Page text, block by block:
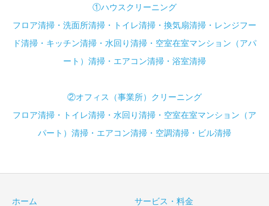
①ハウスクリーニング
フロア清掃・洗面所清掃・トイレ清掃・換気扇清掃・レンジフー
ド清掃・キッチン清掃・水回り清掃・空室在室マンション（アパ
ート）清掃・エアコン清掃・浴室清掃
②オフィス（事業所）クリーニング
フロア清掃・トイレ清掃・水回り清掃・空室在室マンション（ア
パート）清掃・エアコン清掃・空調清掃・ビル清掃
ホーム サービス・料金